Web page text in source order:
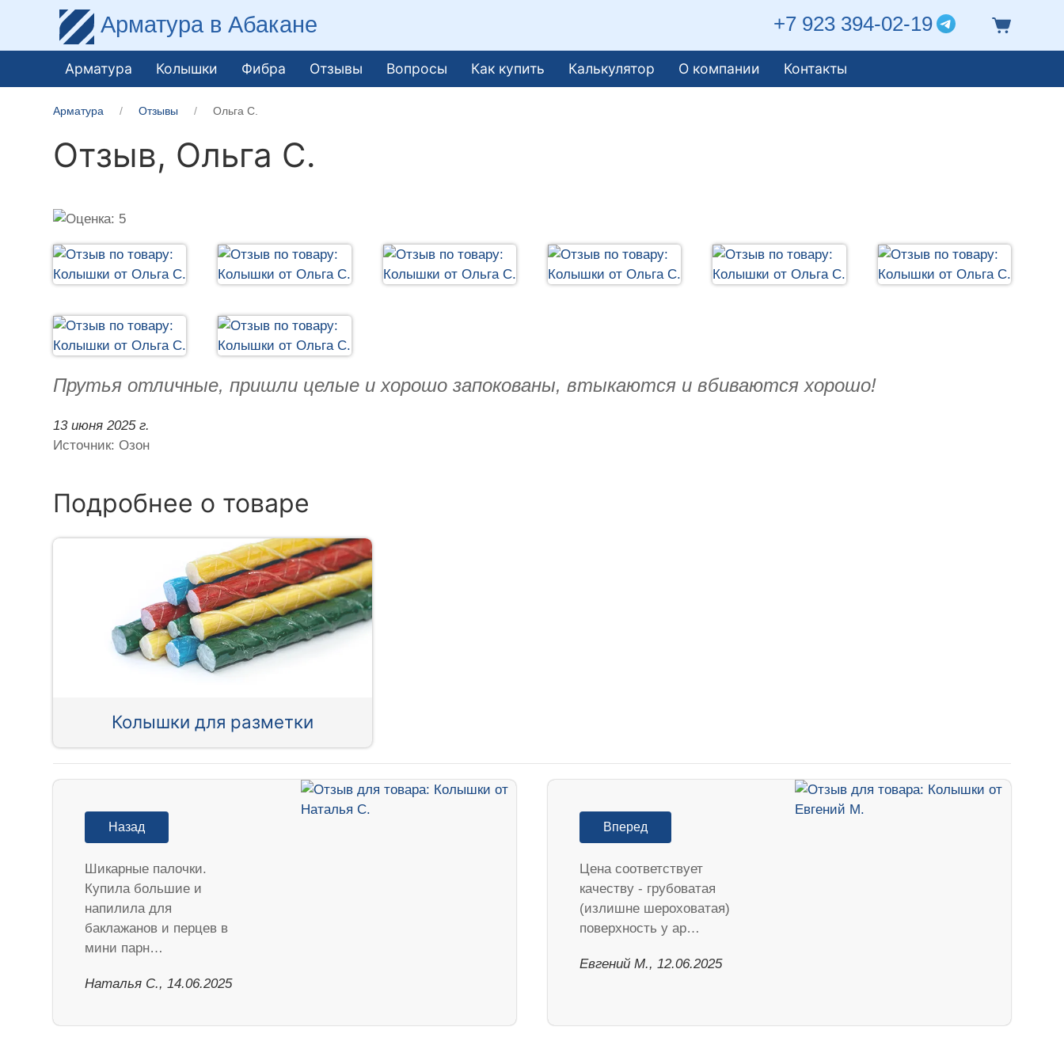
Арматура в Абакане +7 923 394-02-19
Арматура Колышки Фибра Отзывы Вопросы Как купить Калькулятор О компании Контакты
Арматура Отзывы Ольга С.
Отзыв, Ольга С.
Прутья отличные, пришли целые и хорошо запокованы, втыкаются и вбиваются хорошо!
13 июня 2025 г.
Источник: Озон
Подробнее о товаре
Колышки для разметки
Назад
Шикарные палочки.
Купила большие и
напилила для
баклажанов и перцев в
мини парн…
Наталья С., 14.06.2025
Вперед
Цена соответствует
качеству - грубоватая
(излишне шероховатая)
поверхность у ар…
Евгений М., 12.06.2025